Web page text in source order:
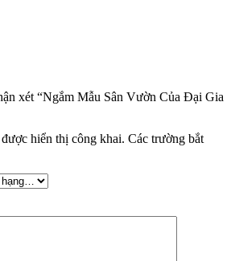
xét “Ngắm Mẫu Sân Vườn Của Đại Gia
hiển thị công khai. Các trường bắt